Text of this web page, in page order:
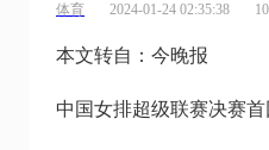
体育 2024-01-24 02:35:38
本文转自：今晚报
中国女排超级联赛决赛